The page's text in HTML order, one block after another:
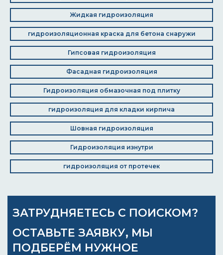
Жидкая гидроизоляция
гидроизоляционная краска для бетона снаружи
Гипсовая гидроизоляция
Фасадная гидроизоляция
Гидроизоляция обмазочная под плитку
гидроизоляция для кладки кирпича
Шовная гидроизоляция
Гидроизоляция изнутри
гидроизоляция от протечек
ЗАТРУДНЯЕТЕСЬ С ПОИСКОМ?
ОСТАВЬТЕ ЗАЯВКУ, МЫ
ПОДБЕРЁМ НУЖНОЕ